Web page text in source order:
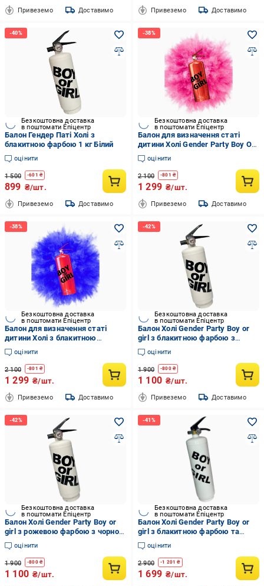
Привеземо Доставимо Привеземо Доставимо
Безкоштовна доставка
в поштомати Епіцентр
Балон Гендер Паті Холі з
блакитною фарбою 1 кг Білий
оцінити
1 500 -601 ₴
899 ₴/шт.
Привеземо Доставимо
Безкоштовна доставка
в поштомати Епіцентр
Балон для визначення статі
дитини Холі Gender Party Boy Or
Girl з рожевою фарбою з
наклейкою 2 кг Червоний
оцінити
2 100 -801 ₴
1 299 ₴/шт.
Привеземо Доставимо
Безкоштовна доставка
в поштомати Епіцентр
Балон для визначення статі
дитини Холі з блакитною
фарбою Gender Party Boy Or Girl
2 кг Червоний
оцінити
2 100 -801 ₴
1 299 ₴/шт.
Привеземо Доставимо
Безкоштовна доставка
в поштомати Епіцентр
Балон Холі Gender Party Boy or
girl з блакитною фарбою з
чорною наліпкою 2 кг Білий
оцінити
1 900 -800₴
1 100 ₴/шт.
Привеземо Доставимо
Безкоштовна доставка
в поштомати Епіцентр
Балон Холі Gender Party Boy or
girl з рожевою фарбою з чорною
наліпкою 2 кг Білий
оцінити
1 900 -800₴
1 100 ₴/шт.
Безкоштовна доставка
в поштомати Епіцентр
Балон Холі Gender Party Boy or
girl з блакитною фарбою та
чорною наліпкою 3 кг Білий
оцінити
2 900 -1 201 ₴
1 699 ₴/шт.